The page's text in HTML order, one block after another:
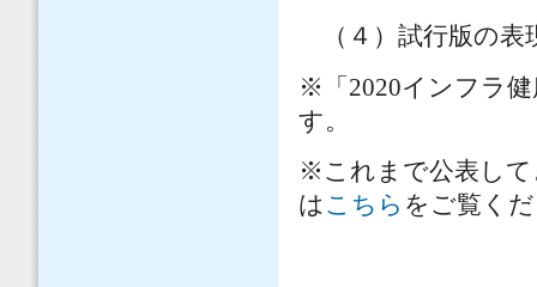
（４）試行版の表
※「2020インフラ
す。
※これまで公表して
は こちら をご覧く